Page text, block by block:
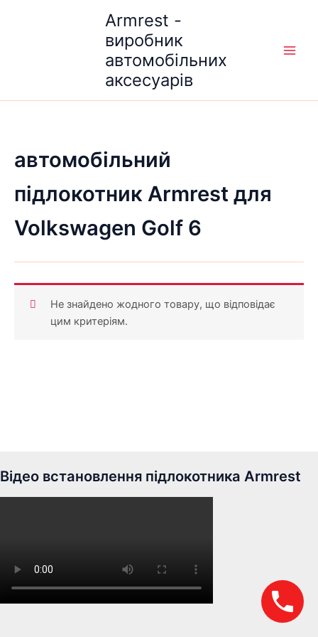
Armrest -
виробник
автомобільних
аксесуарів
автомобільний
підлокотник Armrest для
Volkswagen Golf 6
Не знайдено жодного товару, що відповідає
цим критеріям.
Відео встановлення підлокотника Armrest